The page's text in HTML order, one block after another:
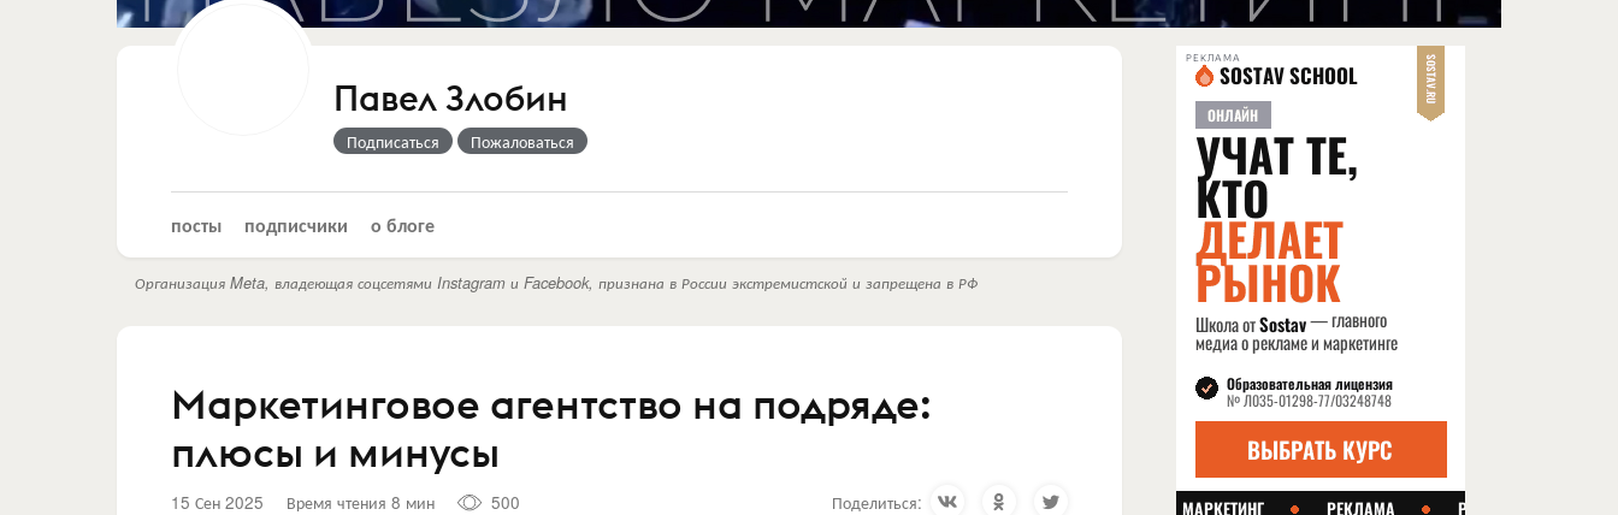
Павел Злобин
Подписаться Пожаловаться
посты подписчики о блоге
Организация Meta, владеющая соцсетями Instagram и Facebook, признана в России экстремистской и запрещена в РФ
Маркетинговое агентство на подряде:
плюсы и минусы
15 Сен 2025 Время чтения 8 мин 500 Поделиться:
РЕКЛАМА